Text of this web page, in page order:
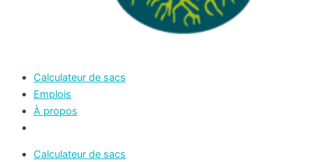
Calculateur de sacs
Emplois
À propos
Calculateur de sacs